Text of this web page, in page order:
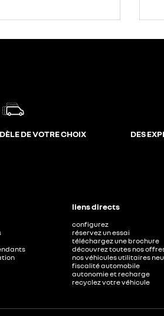
DE VOTRE CHOIX DES
liens directs
configurez
réservez un essai
téléchargez une brochure
découvrez toutes nos
nos véhicules utilitaires
fiscalité automobile
autonomie et recharge
recyclez votre véhicule